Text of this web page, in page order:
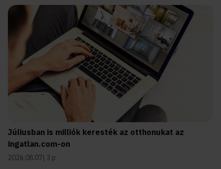
Júliusban is milliók keresték az otthonukat az
ingatlan.com-on
2026.08.07 3 p